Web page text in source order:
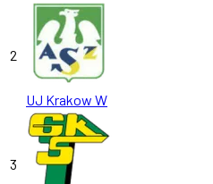
2
UJ Krakow W
3